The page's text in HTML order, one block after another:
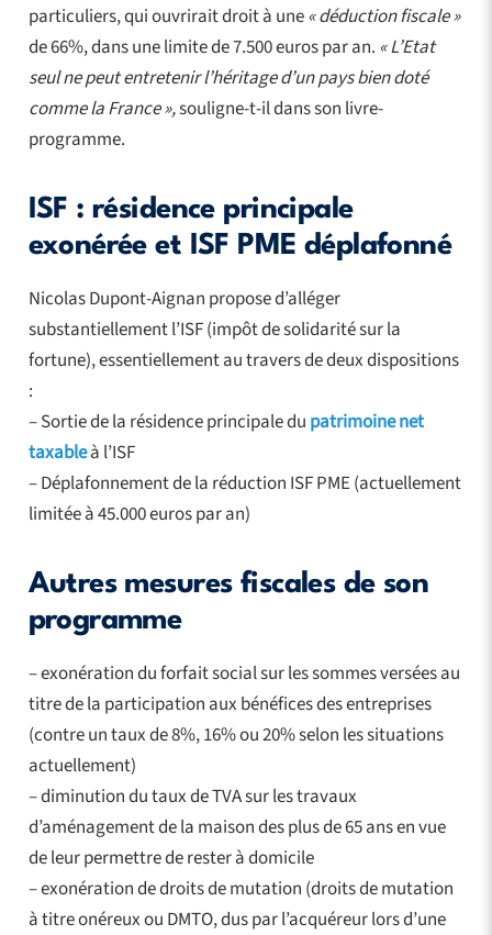
particuliers, qui ouvrirait droit à une« déduction fiscale »
de 66%, dans une limite de 7.500 euros par an. « L’Etat
seul ne peut entretenir l’héritage d’un pays bien doté
comme la France »,souligne-t-il dans son livre-
programme.
ISF : résidence principale
exonérée et ISF PME déplafonné
Nicolas Dupont-Aignan propose d’alléger
substantiellement l’ISF (impôt de solidarité sur la
fortune), essentiellement au travers de deux dispositions
:
– Sortie de la résidence principale du patrimoine net
taxableà l’ISF
– Déplafonnement de la réduction ISF PME (actuellement
limitée à 45.000 euros par an)
Autres mesures fiscales de son
programme
– exonération du forfait social sur les sommes versées au
titre de la participation aux bénéfices des entreprises
(contre un taux de 8%, 16% ou 20% selon les situations
actuellement)
– diminution du taux de TVA sur les travaux
d’aménagement de la maison des plus de 65 ans en vue
de leur permettre de rester à domicile
– exonération de droits de mutation (droits de mutation
à titre onéreux ou DMTO, dus par l’acquéreur lors d’une